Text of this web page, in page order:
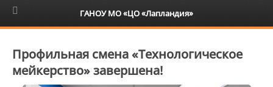
6+
Профильная смена «Технологическое
мейкерство» завершена!
ГАНОУ МО «ЦО «Лапландия»